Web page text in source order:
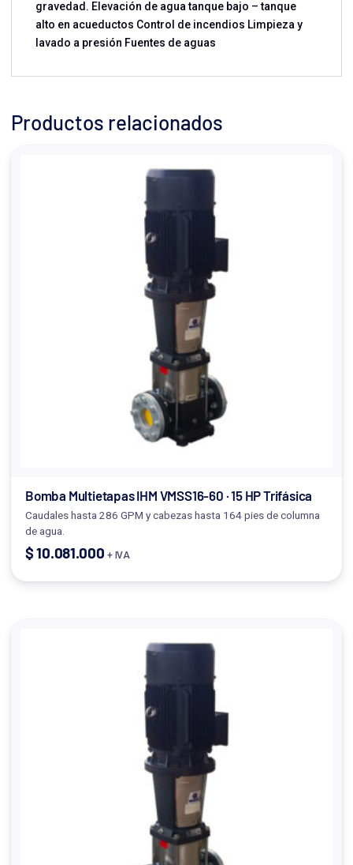
gravedad. Elevación de agua tanque bajo – tanque
alto en acueductos Control de incendios Limpieza y
lavado a presión Fuentes de aguas
Productos relacionados
Bomba Multietapas IHM VMSS16-60 · 15 HP Trifásica
Caudales hasta 286 GPM y cabezas hasta 164 pies de columna
de agua.
$10.081.000 + IVA